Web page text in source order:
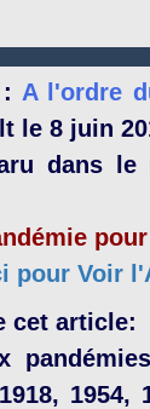
A l'ordre
le 8 juin
dans le
pour Voir
cet article:
1954,